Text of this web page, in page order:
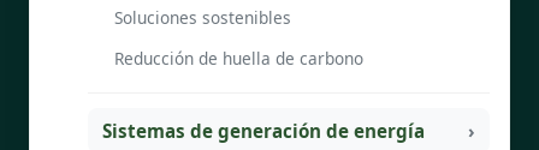
Soluciones sostenibles
Reducción de huella de carbono
Sistemas de generación de energía